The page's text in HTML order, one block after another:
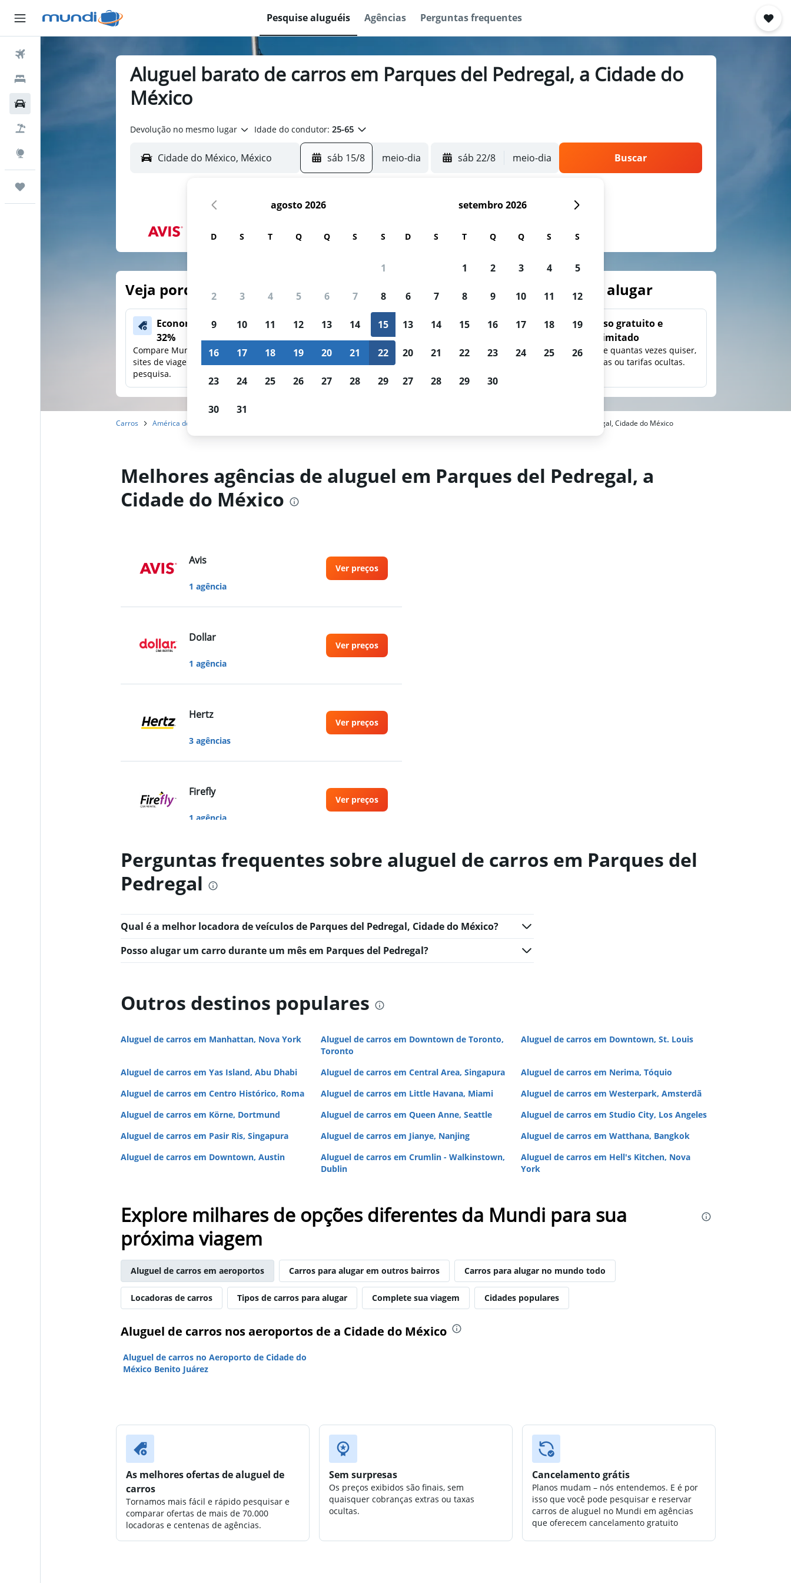
Pesquise aluguéis Agências Perguntas frequentes
Pacotes
Aluguel barato de carros em Parques del Pedregal, a Cidade do
México
Devolução no mesmo lugar Idade do condutor: 25-65
sáb 15/8 meio-dia sáb 22/8 meio-dia Buscar
Veja porque nossos usuários usam o Mundi para buscar carros para alugar
Economize mais de
32%
Compare Mundi com outros
sites de viagens em uma única
pesquisa.
Acompanhamento de
preços
Esperando por uma ótima
Resultados
Filtre por agência de locação,
Uso gratuito e
ilimitado
Pesquise quantas vezes quiser,
sem taxas ou tarifas ocultas.
Carros América do Norte Aluguel de carros em Parques del Pedregal, Cidade do México
Melhores agências de aluguel em Parques del Pedregal, a
Cidade do México
Avis
1 agência
Ver preços
Dollar
1 agência
Ver preços
Hertz
3 agências
Ver preços
Firefly
1 agência
Ver preços
Thrifty
Sunnycars
Ver preços
Perguntas frequentes sobre aluguel de carros em Parques del
Pedregal
Qual é a melhor locadora de veículos de Parques del Pedregal, Cidade do México?
Posso alugar um carro durante um mês em Parques del Pedregal?
Outros destinos populares
Aluguel de carros em Manhattan, Nova York
Aluguel de carros em Downtown de Toronto,
Toronto
Aluguel de carros em Downtown, St. Louis
Aluguel de carros em Yas Island, Abu Dhabi Aluguel de carros em Central Area, Singapura
Aluguel de carros em Nerima, Tóquio
Aluguel de carros em Centro Histórico, Roma
Aluguel de carros em Little Havana, Miami
Aluguel de carros em Westerpark, Amsterdã
Aluguel de carros em Körne, Dortmund
Aluguel de carros em Queen Anne, Seattle
Aluguel de carros em Studio City, Los Angeles
Aluguel de carros em Pasir Ris, Singapura
Aluguel de carros em Jianye, Nanjing
Aluguel de carros em Watthana, Bangkok
Aluguel de carros em Downtown, Austin
Aluguel de carros em Crumlin - Walkinstown,
Dublin
Aluguel de carros em Hell's Kitchen, Nova
York
Explore milhares de opções diferentes da Mundi para sua
próxima viagem
Aluguel de carros em aeroportos Carros para alugar em outros bairros Carros para alugar no mundo todo
Locadoras de carros Tipos de carros para alugar Complete sua viagem Cidades populares
Aluguel de carros nos aeroportos de a Cidade do México
Aluguel de carros no Aeroporto de Cidade do
México Benito Juárez
As melhores ofertas de aluguel de
carros
Tornamos mais fácil e rápido pesquisar e
comparar ofertas de mais de 70.000
locadoras e centenas de agências.
Sem surpresas
Os preços exibidos são finais, sem
quaisquer cobranças extras ou taxas
ocultas.
Cancelamento grátis
Planos mudam – nós entendemos. E é por
isso que você pode pesquisar e reservar
carros de aluguel no Mundi em agências
que oferecem cancelamento gratuito
agosto 2026
D S T Q Q S S
1
2 3 4 5 6 7 8
9 10 11 12 13 14 15
16 17 18 19 20 21 22
23 24 25 26 27 28 29
30 31
setembro 2026
D S T Q Q S S
1 2 3 4 5
6 7 8 9 10 11 12
13 14 15 16 17 18 19
20 21 22 23 24 25 26
27 28 29 30